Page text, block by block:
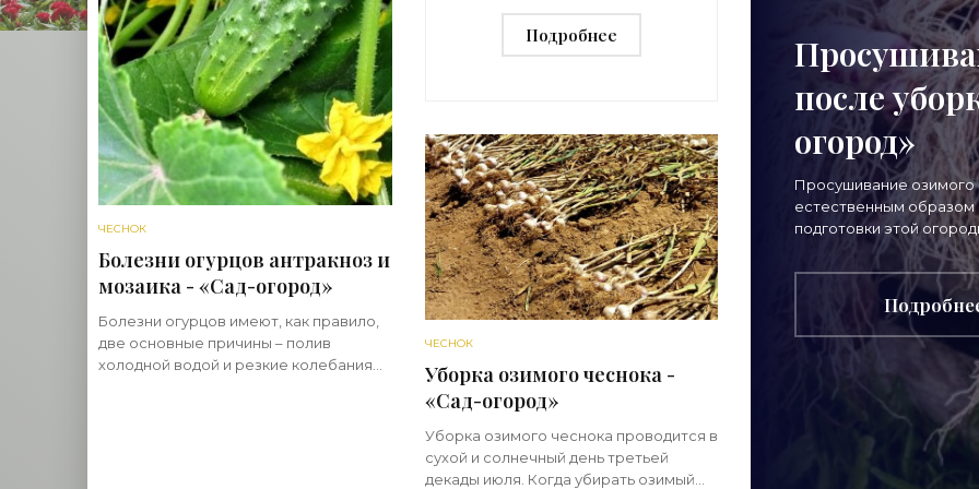
ЧЕСНОК
Болезни огурцов антракноз и
мозаика - «Сад-огород»
Болезни огурцов имеют, как правило,
две основные причины – полив
холодной водой и резкие колебания
огород»
Подробнее
после
огород»
Просушивание озимого
естественным
подготовки этой
длительному зимнему
уборки озимого
ЧЕСНОК
Уборка озимого чеснока -
«Сад-огород»
Уборка озимого чеснока проводится в
сухой и солнечный день третьей
декады июля. Когда убирать озимый